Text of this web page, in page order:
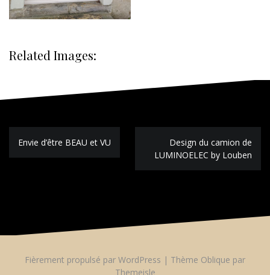
Related Images:
de
l’article
Envie d’être BEAU et VU
Design du camion de
LUMINOELEC by Louben
Fièrement propulsé par WordPress | Thème Oblique par
Themeisle